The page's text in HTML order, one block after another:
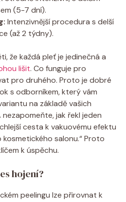
(5-7 dní).
Intenzivnější procedura s delší
(až 2 týdny).
že každá pleť je jedinečná a
lišit. Co funguje pro
pro druhého. Proto je dobré
s odborníkem, který vám
na základě vašich
jak řekl jeden
cesta k vakuovému efektu
salonu.“ Proto
k úspěchu.
hojení?
peelingu lze přirovnat k